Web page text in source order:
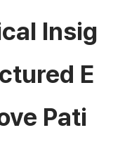
Insig
E
Pati